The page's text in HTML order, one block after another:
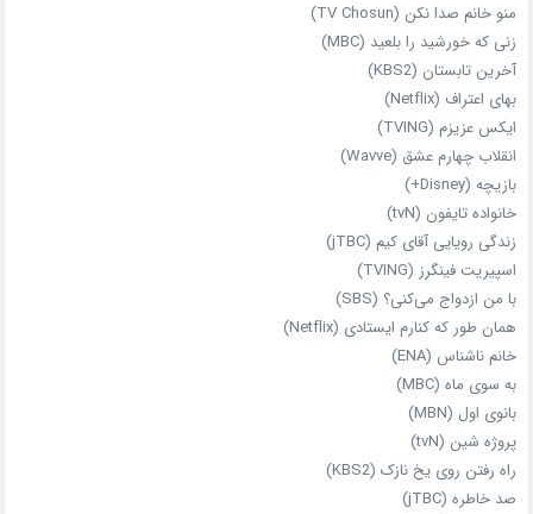
منو خانم صدا نکن (TV Chosun)
زنی که خورشید را بلعید (MBC)
آخرین تابستان (KBS2)
بهای اعتراف (Netflix)
ایکس عزیزم (TVING)
انقلاب چهارم عشق (Wavve)
بازیچه (Disney+)
خانواده تایفون (tvN)
زندگی رویایی آقای کیم (jTBC)
اسپیریت فینگرز (TVING)
با من ازدواج می‌کنی؟ (SBS)
همان‌ طور که کنارم ایستادی (Netflix)
خانم ناشناس (ENA)
به سوی ماه (MBC)
بانوی اول (MBN)
پروژه شین (tvN)
راه رفتن روی یخ نازک (KBS2)
صد خاطره (jTBC)